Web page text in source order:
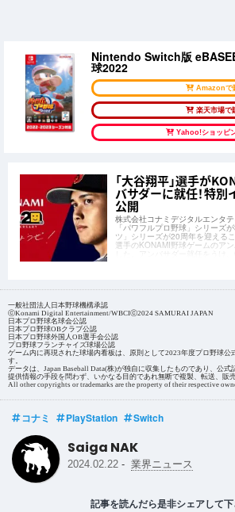
Nintendo Switch版
球2022
Amazonで
楽天市場で
Yahoo!ショッピ
「大谷翔平」選手が
バサダーに就任！特別
公開
株式会社コナミデジタルエンタ
「パワフルプロ野球」シリーズ
ツ」シリーズが20周年を迎える
選手のKONAMI野球ゲームのア
した。アンバサダー就任をうけ
一般社団法人日本野球機構承認
ⓒKonami Digital Entertainment/WBCIⓒ2024 SAMURAI JAPAN
日本プロ野球名球会公認
日本プロ野球OBクラブ公認
日本プロ野球外国人OB選手会公認
プロ野球フランチャイズ球場公認
ゲーム内に再現された球場内看板は、原則として2023年度プロ野球公
す。
データは、Japan Baseball Data(株)が独自に収集したものであり、公式
提供情報の手段を問わず、いかなる目的であれ無断で複製、転送、販
All other copyrights or trademarks are the property of their respective
コナミ PlayStation Switch
Saiga NAK
2024.02.22 - 業界ニュース
記事を読んだら是非シェアして